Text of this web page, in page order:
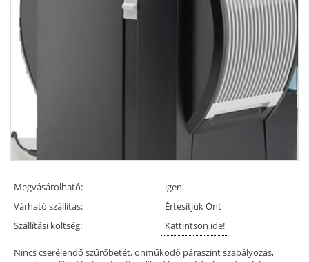
Megvásárolható:
igen
Várható szállítás:
Értesítjük Önt
Szállítási költség:
Kattintson ide!
Nincs cserélendő szűrőbetét, önműködő páraszint szabályozás,